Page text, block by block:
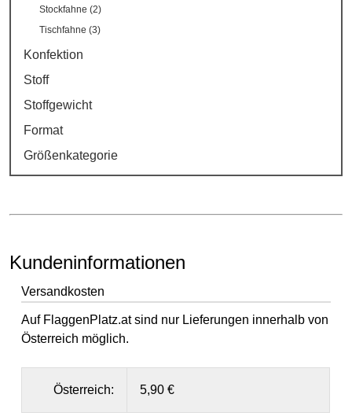
Stockfahne (2)
Tischfahne (3)
Konfektion
Stoff
Stoffgewicht
Format
Größenkategorie
Kundeninformationen
Versandkosten
Auf FlaggenPlatz.at sind nur Lieferungen innerhalb von
Österreich möglich.
Österreich: 5,90 €